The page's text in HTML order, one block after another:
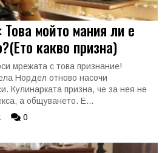
мойто мания ли е
какво призна)
мрежата с това признание!
Нордел отново насочи
Кулинарката призна, че за нея не
а общуването. Е...
0